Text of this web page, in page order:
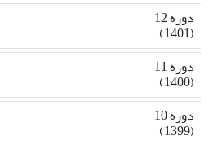
دوره 12
(1401)
دوره 11
(1400)
دوره 10
(1399)